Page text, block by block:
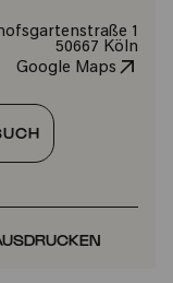
1
50667 Köln
Google Maps